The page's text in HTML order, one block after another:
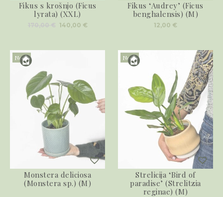
Fikus s krošnjo (Ficus
lyrata) (XXL)
Izvirna
cena
170,00 €.
140,00 €Trenutna
Fikus ‘Audrey’ (Ficus
benghalensis) (M)
12,00 €
Novo
Monstera deliciosa
(Monstera sp.) (M)
Novo
Strelicija ‘Bird of
paradise’ (Strelitzia
reginae) (M)